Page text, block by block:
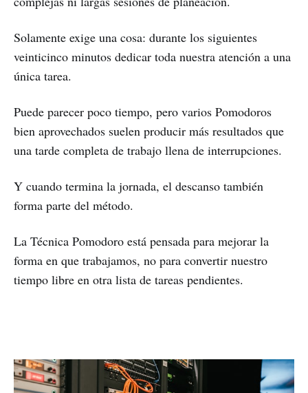
Solamente exige una cosa: durante los siguientes
veinticinco minutos dedicar toda nuestra atención a una
única tarea.
Puede parecer poco tiempo, pero varios Pomodoros
bien aprovechados suelen producir más resultados que
una tarde completa de trabajo llena de interrupciones.
Y cuando termina la jornada, el descanso también
forma parte del método.
La Técnica Pomodoro está pensada para mejorar la
forma en que trabajamos, no para convertir nuestro
tiempo libre en otra lista de tareas pendientes.